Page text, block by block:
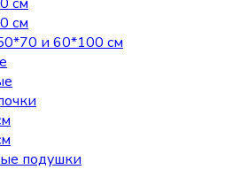
см
и 60*100 см
подушки